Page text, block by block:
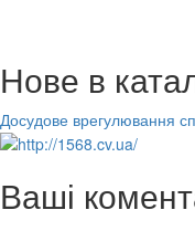
Нове в
Досудове врегулювання
Ваші